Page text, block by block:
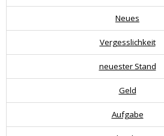
Neues
Vergesslichkeit
neuester Stand
Geld
Aufgabe